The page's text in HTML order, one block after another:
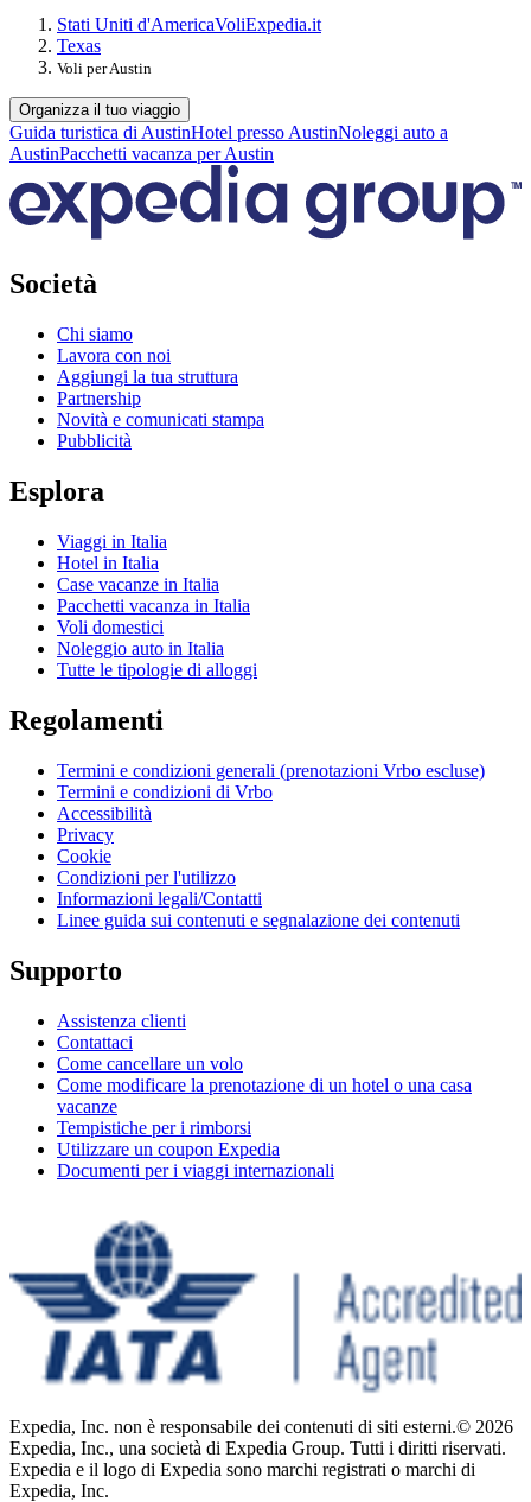
Stati Uniti d'AmericaVoliExpedia.it
Texas
Voli per Austin
Organizza il tuo viaggio
Guida turistica di AustinHotel presso AustinNoleggi auto a
AustinPacchetti vacanza per Austin
Società
Chi siamo
Lavora con noi
Aggiungi la tua struttura
Partnership
Novità e comunicati stampa
Pubblicità
Esplora
Viaggi in Italia
Hotel in Italia
Case vacanze in Italia
Pacchetti vacanza in Italia
Voli domestici
Noleggio auto in Italia
Tutte le tipologie di alloggi
Regolamenti
Termini e condizioni generali (prenotazioni Vrbo escluse)
Termini e condizioni di Vrbo
Accessibilità
Privacy
Cookie
Condizioni per l'utilizzo
Informazioni legali/Contatti
Linee guida sui contenuti e segnalazione dei contenuti
Supporto
Assistenza clienti
Contattaci
Come cancellare un volo
Come modificare la prenotazione di un hotel o una casa
vacanze
Tempistiche per i rimborsi
Utilizzare un coupon Expedia
Documenti per i viaggi internazionali
Expedia, Inc. non è responsabile dei contenuti di siti esterni.© 2026
Expedia, Inc., una società di Expedia Group. Tutti i diritti riservati.
Expedia e il logo di Expedia sono marchi registrati o marchi di
Expedia, Inc.